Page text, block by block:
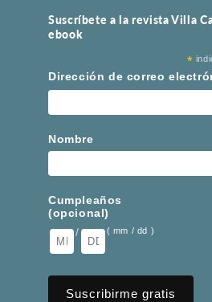
Suscríbete a la revista Villa
ebook
*
Dirección de correo
Nombre
Cumpleaños
(opcional)
/
( mm / dd )